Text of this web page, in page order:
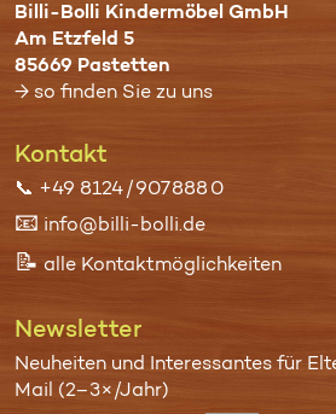
Billi-Bolli Kindermöbel GmbH
Am Etzfeld 5
85669 Pastetten
→ so finden Sie zu uns
Kontakt
📞 +49 8124 / 907 888 0
📧 info@billi-bolli.de
📝 alle Kontaktmöglichkeiten
Newsletter
Neuheiten und Interessantes für
Mail (2–3×/Jahr)